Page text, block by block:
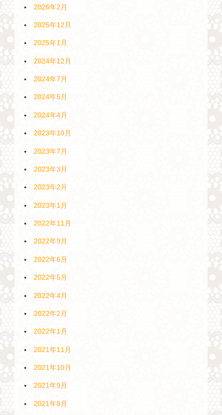
2026年2月
2025年12月
2025年1月
2024年12月
2024年7月
2024年5月
2024年4月
2023年10月
2023年7月
2023年3月
2023年2月
2023年1月
2022年11月
2022年9月
2022年6月
2022年5月
2022年4月
2022年2月
2022年1月
2021年11月
2021年10月
2021年9月
2021年8月